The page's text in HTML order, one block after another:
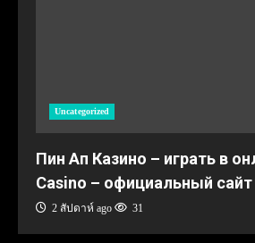
Uncategorized
Пин Ап Казино – играть в
Casino – официальный сайт
2 สัปดาห์ ago 31